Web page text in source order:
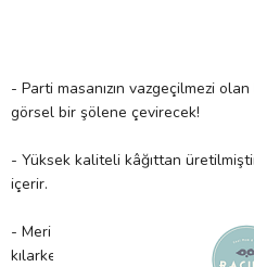
- Parti masanızın vazgeçilmezi
görsel bir şölene çevirecek!
- Yüksek kaliteli kâğıttan
içerir.
- Meri Meri, eşsiz parti malzemeleri
kılarken çocuklarımıza güvenli bir